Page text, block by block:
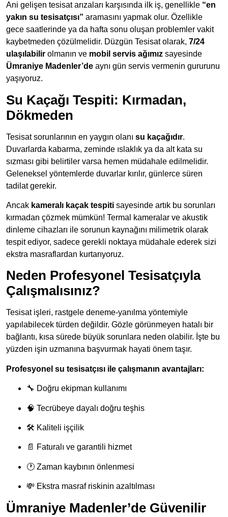
Ani gelişen tesisat arızaları karşısında ilk iş, genellikle “en
yakın su tesisatçısı” aramasını yapmak olur. Özellikle
gece saatlerinde ya da hafta sonu oluşan problemler vakit
kaybetmeden çözülmelidir. Düzgün Tesisat olarak, 7/24
ulaşılabilir olmanın ve mobil servis ağımız sayesinde
Ümraniye Madenler’de aynı gün servis vermenin gururunu
yaşıyoruz.
Su Kaçağı Tespiti: Kırmadan,
Dökmeden
Tesisat sorunlarının en yaygın olanı su kaçağıdır.
Duvarlarda kabarma, zeminde ıslaklık ya da alt kata su
sızması gibi belirtiler varsa hemen müdahale edilmelidir.
Geleneksel yöntemlerde duvarlar kırılır, günlerce süren
tadilat gerekir.
Ancak kameralı kaçak tespiti sayesinde artık bu sorunları
kırmadan çözmek mümkün! Termal kameralar ve akustik
dinleme cihazları ile sorunun kaynağını milimetrik olarak
tespit ediyor, sadece gerekli noktaya müdahale ederek sizi
ekstra masraflardan kurtarıyoruz.
Neden Profesyonel Tesisatçıyla
Çalışmalısınız?
Tesisat işleri, rastgele deneme-yanılma yöntemiyle
yapılabilecek türden değildir. Gözle görünmeyen hatalı bir
bağlantı, kısa sürede büyük sorunlara neden olabilir. İşte bu
yüzden işin uzmanına başvurmak hayati önem taşır.
Profesyonel su tesisatçısı ile çalışmanın avantajları:
🔧 Doğru ekipman kullanımı
🧠 Tecrübeye dayalı doğru teşhis
🛠 Kaliteli işçilik
📄 Faturalı ve garantili hizmet
🕐 Zaman kaybının önlenmesi
💸 Ekstra masraf riskinin azaltılması
Ümraniye Madenler’de Güvenilir